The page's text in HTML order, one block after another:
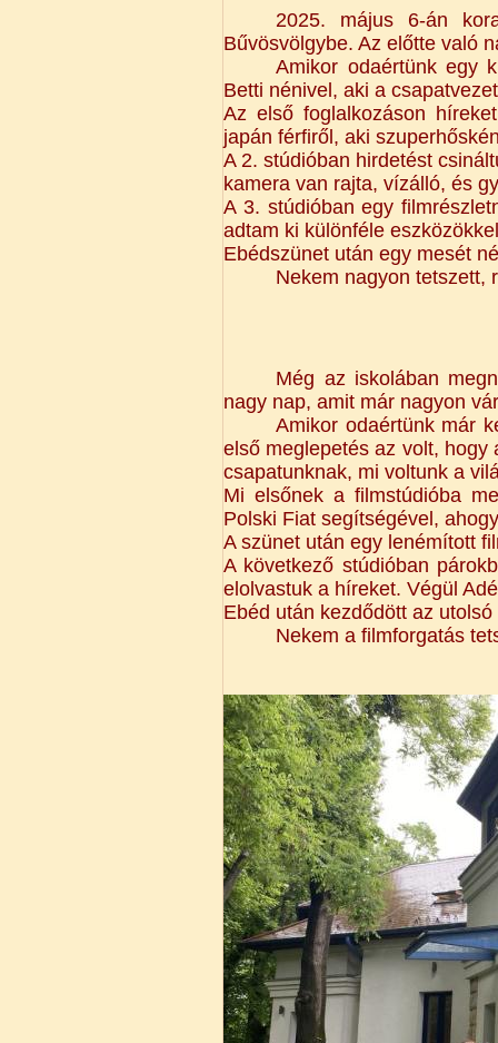
2025. május 6-án
Bűvösvölgybe. Az előtte való
Amikor odaértünk egy
Betti nénivel, aki a
Az első foglalkozáson
japán férfiről, aki
A 2. stúdióban hirdetést
kamera van rajta, vízálló, és
A 3. stúdióban egy
adtam ki különféle
Ebédszünet után egy mesét
Nekem nagyon tetszett,
Még az iskolában
nagy nap, amit már nagyon
Amikor odaértünk már
első meglepetés az volt,
csapatunknak, mi voltunk a
Mi elsőnek a filmstúdióba
Polski Fiat segítségével,
A szünet után egy lenémított
A következő stúdióban
elolvastuk a híreket. Végül
Ebéd után kezdődött az
Nekem a filmforgatás